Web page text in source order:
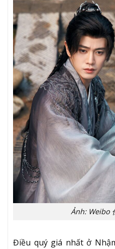
Ảnh: Weibo
Điều quý giá nhất ở